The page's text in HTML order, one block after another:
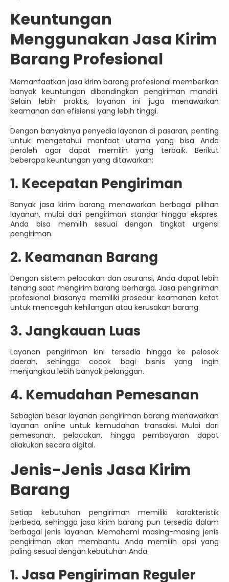
Keuntungan
Menggunakan Jasa Kirim
Barang Profesional
Memanfaatkan jasa kirim barang profesional memberikan
banyak keuntungan dibandingkan pengiriman mandiri.
Selain lebih praktis, layanan ini juga menawarkan
keamanan dan efisiensi yang lebih tinggi.
Dengan banyaknya penyedia layanan di pasaran, penting
untuk mengetahui manfaat utama yang bisa Anda
peroleh agar dapat memilih yang terbaik. Berikut
beberapa keuntungan yang ditawarkan:
1. Kecepatan Pengiriman
Banyak jasa kirim barang menawarkan berbagai pilihan
layanan, mulai dari pengiriman standar hingga ekspres.
Anda bisa memilih sesuai dengan tingkat urgensi
pengiriman.
2. Keamanan Barang
Dengan sistem pelacakan dan asuransi, Anda dapat lebih
tenang saat mengirim barang berharga. Jasa pengiriman
profesional biasanya memiliki prosedur keamanan ketat
untuk mencegah kehilangan atau kerusakan barang.
3. Jangkauan Luas
Layanan pengiriman kini tersedia hingga ke pelosok
daerah, sehingga cocok bagi bisnis yang ingin
menjangkau lebih banyak pelanggan.
4. Kemudahan Pemesanan
Sebagian besar layanan pengiriman barang menawarkan
layanan online untuk kemudahan transaksi. Mulai dari
pemesanan, pelacakan, hingga pembayaran dapat
dilakukan secara digital.
Jenis-Jenis Jasa Kirim
Barang
Setiap kebutuhan pengiriman memiliki karakteristik
berbeda, sehingga jasa kirim barang pun tersedia dalam
berbagai jenis layanan. Memahami masing-masing jenis
pengiriman akan membantu Anda memilih opsi yang
paling sesuai dengan kebutuhan Anda.
1. Jasa Pengiriman Reguler